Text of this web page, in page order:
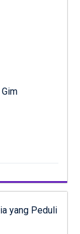
yang Peduli